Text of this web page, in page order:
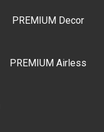
PREMIUM Decor
PREMIUM Airless